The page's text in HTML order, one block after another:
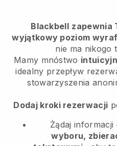
Blackbell zapewnia
wyjątkowy poziom
nie ma nikogo
Mamy mnóstwo
idealny przepływ
stowarzyszenia
Dodaj kroki rezerwacji
Żądaj
wyboru,